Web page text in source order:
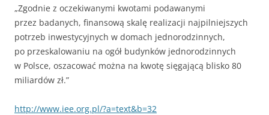
„Zgodnie z oczekiwanymi kwotami podawanymi
przez badanych, finansową skalę realizacji najpilniejszych
potrzeb inwestycyjnych w domach jednorodzinnych,
po przeskalowaniu na ogół budynków jednorodzinnych
w Polsce, oszacować można na kwotę sięgającą blisko 80
miliardów zł.”
http://www.iee.org.pl/?a=text&b=32